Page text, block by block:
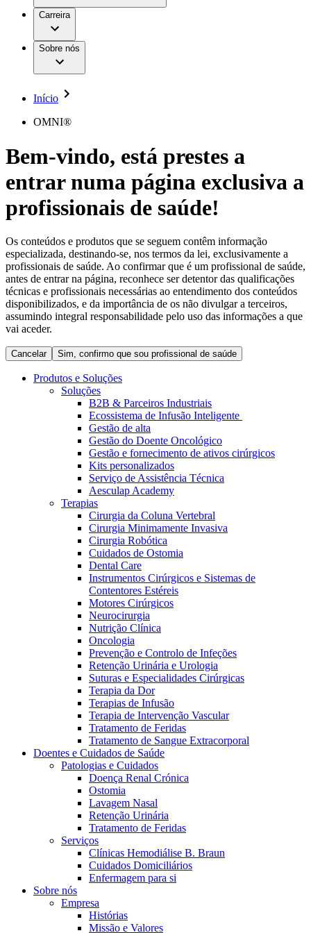
Aesculap Academy
Neurocirurgia
Nutrição Clínica
Prevenção e Controlo de Infeções
Retenção Urinária e Urologia
Suturas e Especialidades Cirúrgicas
Terapias de Infusão
Terapia de Intervenção Vascular
Tratamento de Feridas
Tratamento de Sangue Extracorporal
Soluções
Terapias
Catálogo de Produtos
Encontre o produto que procura. Visite o catálogo de produtos
da B. Braun com o nosso portfólio completo.
Patologias e Cuidados
Serviços
Cuidados Domiciliários
Coordenamos os seus cuidados médicos quando recebe alta
do hospital. Para mais informações, visite a nossa página de
cuidados domiciliários.
Trabalhar na B. Braun
Oportunidades de emprego
A nossa cultura
Vagas disponíveis
Descubra as tuas oportunidades de carreira na B. Braun.
Pesquise no nosso mercado de trabalho global por perfis de
trabalho interessantes.
Centro de Inovação
Responsabilidade
Comunicados de Imprensa
Contactos
Formulário de Contacto
Empresa
Responsabilidade
Media
Centro de Inovação
Vamos impulsionar juntos a inovação na tecnologia médica.
Saiba mais sobre o nosso centro de inovação e apresente a sua
Contactos
Em diálogo com a B. Braun. Entre em contacto connosco
Carreira
Sobre nós
Início
OMNI®
Bem-vindo, está prestes a
entrar numa página exclusiva a
profissionais de saúde!
Os conteúdos e produtos que se seguem contêm informação
especializada, destinando-se, nos termos da lei, exclusivamente a
profissionais de saúde. Ao confirmar que é um profissional de saúde,
antes de entrar na página, reconhece ser detentor das qualificações
técnicas e profissionais necessárias ao entendimento dos conteúdos
disponibilizados, e da importância de os não divulgar a terceiros,
assumindo integral responsabilidade pelo uso das informações a que
vai aceder.
Cancelar Sim, confirmo que sou profissional de saúde
Produtos e Soluções
Soluções
B2B & Parceiros Industriais
Ecossistema de Infusão Inteligente
Gestão de alta
Gestão do Doente Oncológico
Gestão e fornecimento de ativos cirúrgicos
Kits personalizados
Serviço de Assistência Técnica
Aesculap Academy
Terapias
Cirurgia da Coluna Vertebral
Cirurgia Minimamente Invasiva
Cirurgia Robótica
Cuidados de Ostomia
Dental Care
Instrumentos Cirúrgicos e Sistemas de
Contentores Estéreis
Motores Cirúrgicos
Neurocirurgia
Nutrição Clínica
Oncologia
Prevenção e Controlo de Infeções
Retenção Urinária e Urologia
Suturas e Especialidades Cirúrgicas
Terapia da Dor
Terapias de Infusão
Terapia de Intervenção Vascular
Tratamento de Feridas
Tratamento de Sangue Extracorporal
Doentes e Cuidados de Saúde
Patologias e Cuidados
Doença Renal Crónica
Ostomia
Lavagem Nasal
Retenção Urinária
Tratamento de Feridas
Serviços
Clínicas Hemodiálise B. Braun
Cuidados Domiciliários
Enfermagem para si
Sobre nós
Empresa
Histórias
Missão e Valores